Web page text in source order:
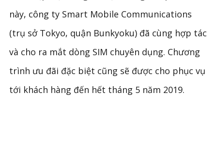
này, công ty Smart Mobile Communications
(trụ sở Tokyo, quận Bunkyoku) đã cùng hợp tác
và cho ra mắt dòng SIM chuyên dụng. Chương
trình ưu đãi đặc biệt cũng sẽ được cho phục vụ
tới khách hàng đến hết tháng 5 năm 2019.